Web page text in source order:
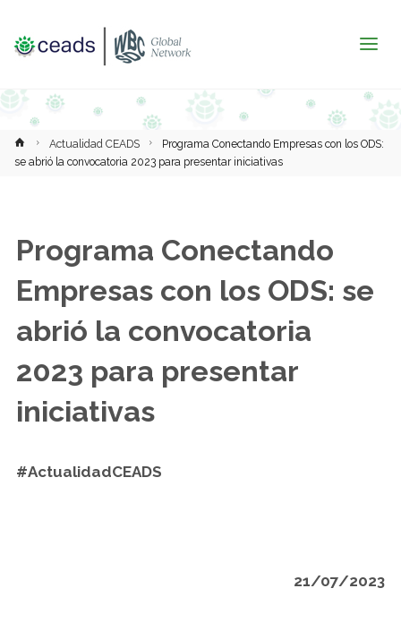
InicioActualidad CEADS
Programa Conectando Empresas con los ODS:
se abrió la convocatoria 2023 para presentar iniciativas
Programa Conectando
Empresas con los ODS: se
abrió la convocatoria
2023 para presentar
iniciativas
#ActualidadCEADS
21/07/2023